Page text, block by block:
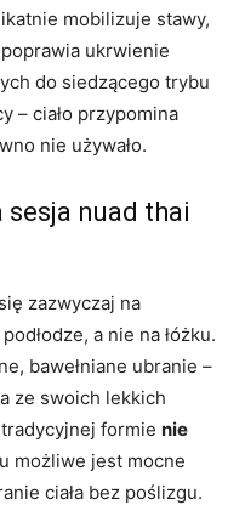
mobilizuje stawy,
ukrwienie
do siedzącego trybu
– ciało przypomina
nie używało.
nuad thai
zazwyczaj na
a nie na łóżku.
bawełniane ubranie –
ze swoich lekkich
formie nie
możliwe jest mocne
ciała bez poślizgu.